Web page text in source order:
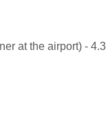
at the airport) - 4.3